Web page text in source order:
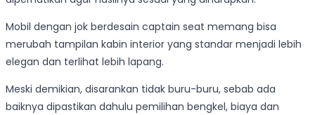
Mobil dengan jok berdesain captain seat memang bisa
merubah tampilan kabin interior yang standar menjadi lebih
elegan dan terlihat lebih lapang.
Meski demikian, disarankan tidak buru-buru, sebab ada
baiknya dipastikan dahulu pemilihan bengkel, biaya dan